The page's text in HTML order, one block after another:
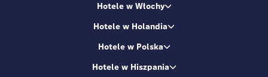
Hotele w Włochy
Hotele w Holandia
Hotele w Polska
Hotele w Hiszpania